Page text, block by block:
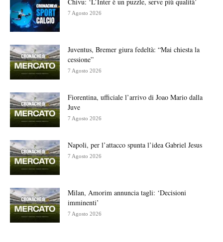
7 Agosto 2026
Juventus, Bremer giura fedeltà: “Mai chiesta la
cessione”
7 Agosto 2026
Fiorentina, ufficiale l’arrivo di Joao Mario dalla
Juve
7 Agosto 2026
Napoli, per l’attacco spunta l’idea Gabriel Jesus
7 Agosto 2026
Milan, Amorim annuncia tagli: ‘Decisioni
imminenti’
7 Agosto 2026